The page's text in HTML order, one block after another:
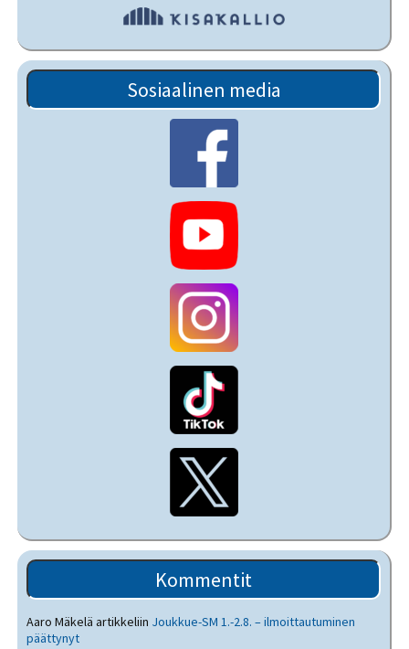
Sosiaalinen media
Kommentit
Aaro Mäkelä artikkeliin Joukkue-SM 1.-2.8. – ilmoittautuminen
päättynyt